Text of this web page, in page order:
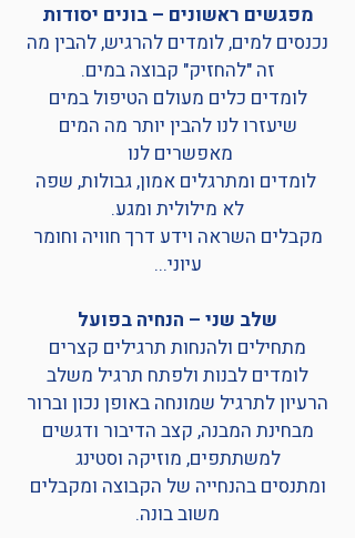
מפגשים ראשונים – בונים יסודות
נכנסים למים, לומדים להרגיש, להבין מה
זה "להחזיק" קבוצה במים.
לומדים כלים מעולם הטיפול במים
שיעזרו לנו להבין יותר מה המים
מאפשרים לנו
לומדים ומתרגלים אמון, גבולות, שפה
לא מילולית ומגע.
מקבלים השראה וידע דרך חוויה וחומר
עיוני...
שלב שני – הנחיה בפועל
מתחילים ולהנחות תרגילים קצרים
לומדים לבנות ולפתח תרגיל משלב
הרעיון לתרגיל שמונחה באופן נכון וברור
מבחינת המבנה, קצב הדיבור ודגשים
למשתתפים, מוזיקה וסטינג
ומתנסים בהנחייה של הקבוצה ומקבלים
משוב בונה.